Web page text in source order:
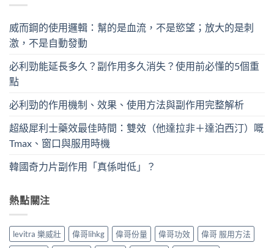
威而鋼的使用邏輯：幫的是血流，不是慾望；放大的是刺
激，不是自動發動
必利勁能延長多久？副作用多久消失？使用前必懂的5個重
點
必利勁的作用機制、效果、使用方法與副作用完整解析
超級犀利士藥效最佳時間：雙效（他達拉非＋達泊西汀）嘅
Tmax、窗口與服用時機
韓國奇力片副作用「真係咁低」？
熱點關注
levitra 樂威壯 偉哥lihkg 偉哥份量 偉哥功效
偉哥 服用方法